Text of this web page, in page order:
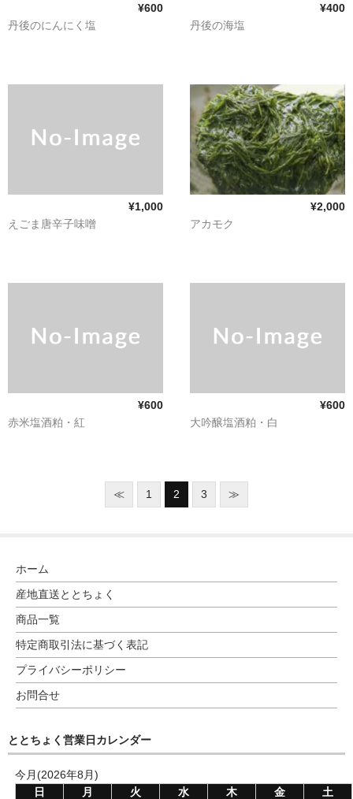
¥600
丹後のにんにく塩
¥400
丹後の海塩
¥1,000
えごま唐辛子味噌
¥2,000
アカモク
¥600
赤米塩酒粕・紅
¥600
大吟醸塩酒粕・白
≪ 1 2 3 ≫
ホーム
産地直送ととちょく
商品一覧
特定商取引法に基づく表記
プライバシーポリシー
お問合せ
ととちょく営業日カレンダー
今月(2026年8月)
日
月 火 水 木 金
土